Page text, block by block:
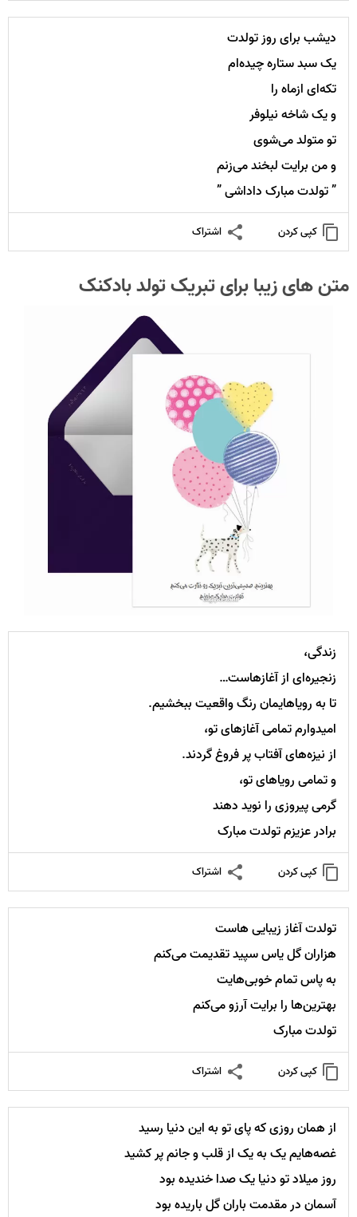
دیشب برای روز تولدت
یک سبد ستاره چیده‌ام
تکه‌ای ازماه را
و یک شاخه نیلوفر
تو متولد می‌شوی
و من برایت لبخند می‌زنم
” تولدت مبارک داداشی ”
کپی کردن اشتراک
متن های زیبا برای تبریک تولد بادکنک
زندگی،
زنجیره‌ای از آغازهاست…
تا به رویاهایمان رنگ واقعیت ببخشیم.
امیدوارم تمامی آغازهای تو،
از نیزه‌های آفتاب پر فروغ گردند.
و تمامی رویاهای تو،
گرمی پیروزی را نوید دهند
برادر عزیزم تولدت مبارک
کپی کردن اشتراک
تولدت آغاز زیبایی هاست
هزاران گل یاس سپید تقدیمت می‌کنم
به پاس تمام خوبی‌هایت
بهترین‌ها را برایت آرزو می‌کنم
تولدت مبارک
کپی کردن اشتراک
از همان روزی که پای تو به این دنیا رسید
غصه‌هایم یک به یک از قلب و جانم پر کشید
روز میلاد تو دنیا یک صدا خندیده بود
آسمان در مقدمت باران گل باریده بود